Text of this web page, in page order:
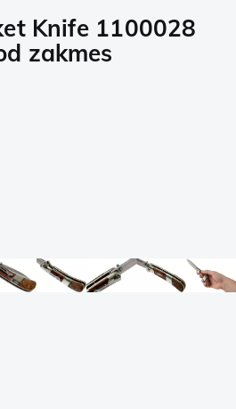
Knife 1100028
zakmes